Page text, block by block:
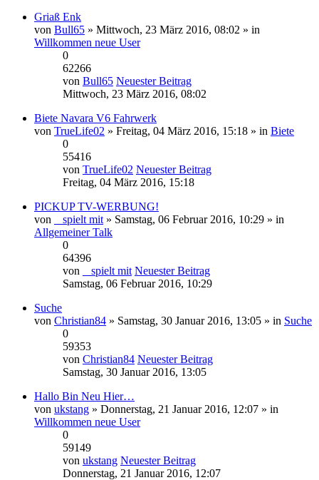
Griaß Enk
von Bull65 » Mittwoch, 23 März 2016, 08:02 » in
Willkommen neue User
0
62266
von Bull65 Neuester Beitrag
Mittwoch, 23 März 2016, 08:02
Biete Navara V6 Fahrwerk
von TrueLife02 » Freitag, 04 März 2016, 15:18 » in Biete
0
55416
von TrueLife02 Neuester Beitrag
Freitag, 04 März 2016, 15:18
PICKUP TV-WERBUNG!
von
_ spielt mit » Samstag, 06 Februar 2016, 10:29 » in
Allgemeiner Talk
0
64396
von
_ spielt mit Neuester Beitrag
Samstag, 06 Februar 2016, 10:29
Suche
von Christian84 » Samstag, 30 Januar 2016, 13:05 » in Suche
0
59353
von Christian84 Neuester Beitrag
Samstag, 30 Januar 2016, 13:05
Hallo Bin Neu Hier…
von ukstang » Donnerstag, 21 Januar 2016, 12:07 » in
Willkommen neue User
0
59149
von ukstang Neuester Beitrag
Donnerstag, 21 Januar 2016, 12:07